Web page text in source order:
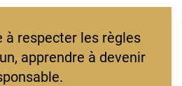
à respecter les règles
apprendre à devenir